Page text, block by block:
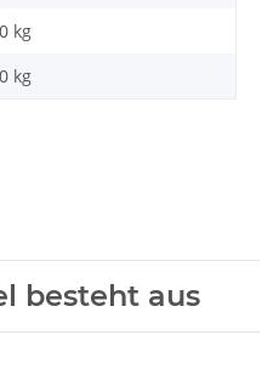
kg
kg
besteht aus